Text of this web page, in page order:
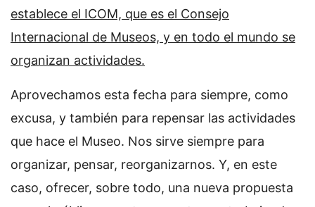
establece el ICOM, que es el Consejo
Internacional de Museos, y en todo el mundo se
organizan actividades.
Aprovechamos esta fecha para siempre, como
excusa, y también para repensar las actividades
que hace el Museo. Nos sirve siempre para
organizar, pensar, reorganizarnos. Y, en este
caso, ofrecer, sobre todo, una nueva propuesta